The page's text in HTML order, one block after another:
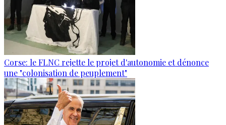
Corse: le FLNC rejette le projet d'autonomie et dénonce
une "colonisation de peuplement"